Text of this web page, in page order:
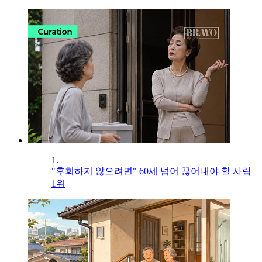
1.
"후회하지 않으려면" 60세 넘어 끊어내야 할 사람
1위